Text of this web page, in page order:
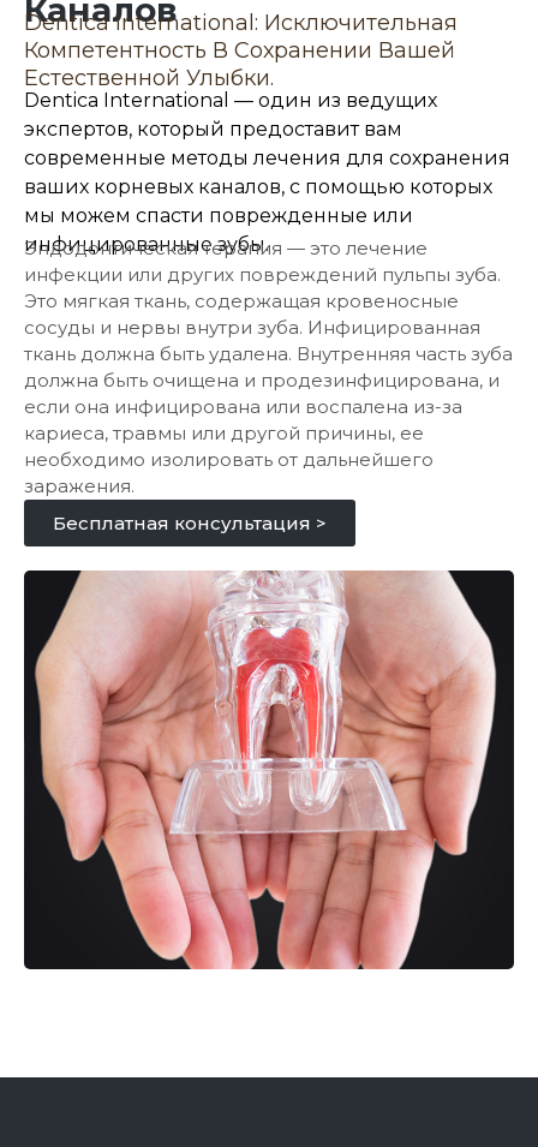
Каналов
Dentica International: Исключительная
Компетентность В Сохранении Вашей
Естественной Улыбки.
Dentica International — один из ведущих
экспертов, который предоставит вам
современные методы лечения для сохранения
ваших корневых каналов, с помощью которых
мы можем спасти поврежденные или
инфицированные зубы.
Эндодонтическая терапия — это лечение
инфекции или других повреждений пульпы зуба.
Это мягкая ткань, содержащая кровеносные
сосуды и нервы внутри зуба. Инфицированная
ткань должна быть удалена. Внутренняя часть зуба
должна быть очищена и продезинфицирована, и
если она инфицирована или воспалена из-за
кариеса, травмы или другой причины, ее
необходимо изолировать от дальнейшего
заражения.
Бесплатная консультация >